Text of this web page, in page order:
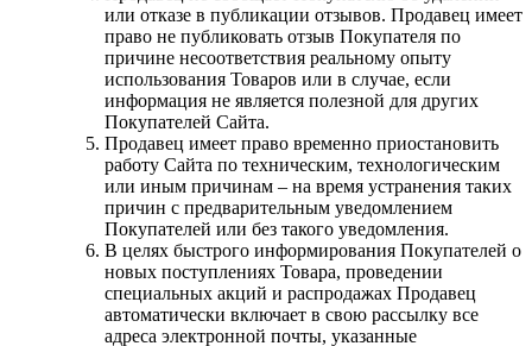
или отказе в публикации отзывов. Продавец имеет
право не публиковать отзыв Покупателя по
причине несоответствия реальному опыту
использования Товаров или в случае, если
информация не является полезной для других
Покупателей Сайта.
Продавец имеет право временно приостановить
работу Сайта по техническим, технологическим
или иным причинам – на время устранения таких
причин с предварительным уведомлением
Покупателей или без такого уведомления.
В целях быстрого информирования Покупателей о
новых поступлениях Товара, проведении
специальных акций и распродажах Продавец
автоматически включает в свою рассылку все
адреса электронной почты, указанные